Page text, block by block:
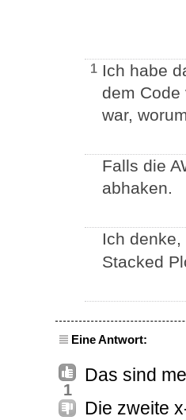
1 Ich habe
dem
war,
Falls die
abhaken.
Ich
Stacked
Eine Antwort:
1
Das sind
Die zweite